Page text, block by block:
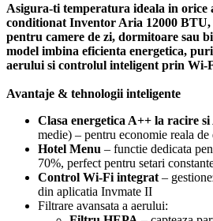
Asigura-ti temperatura ideala in orice
conditionat Inventor Aria 12000
pentru camere de zi, dormitoare sau
model imbina eficienta energetica,
aerului si controlul inteligent prin Wi-
Avantaje & tehnologii inteligente
Clasa energetica A++ la racire
medie) – pentru economie reala de
Hotel Menu – functie dedicata
70%, perfect pentru setari
Control Wi-Fi integrat –
din aplicatia Invmate II
Filtrare avansata a aerului: